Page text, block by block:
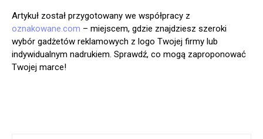
Artykuł został przygotowany we współpracy z
oznakowane.com – miejscem, gdzie znajdziesz szeroki
wybór gadżetów reklamowych z logo Twojej firmy lub
indywidualnym nadrukiem. Sprawdź, co mogą zaproponować
Twojej marce!